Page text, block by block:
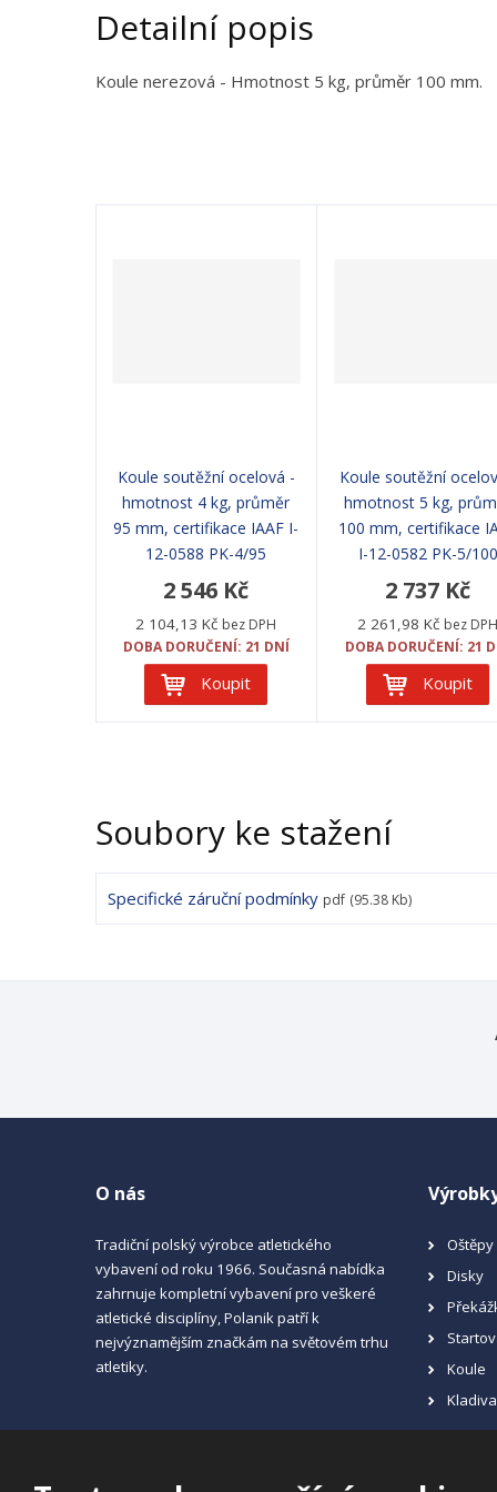
Detailní popis
Koule nerezová - Hmotnost 5 kg, průměr 100 mm.
Koule soutěžní ocelová -
hmotnost 4 kg, průměr
95 mm, certifikace IAAF I-
12-0588 PK-4/95
2 546 Kč
2 104,13 Kč bez DPH
DOBA DORUČENÍ: 21 DNÍ
Koupit
Koule soutěžní
hmotnost 5 kg,
100 mm, certifikace
I-12-0582 PK-5/100
2 737 Kč
2 261,98 Kč bez DPH
DOBA DORUČENÍ: 21
Koupit
Soubory ke stažení
Specifické záruční podmínky pdf (95.38 Kb)
O nás
Tradiční polský výrobce atletického
vybavení od roku 1966. Současná nabídka
zahrnuje kompletní vybavení pro veškeré
atletické disciplíny, Polanik patří k
nejvýznamějším značkám na světovém trhu
atletiky.
Oštěpy
Disky
Koule
Kladiva